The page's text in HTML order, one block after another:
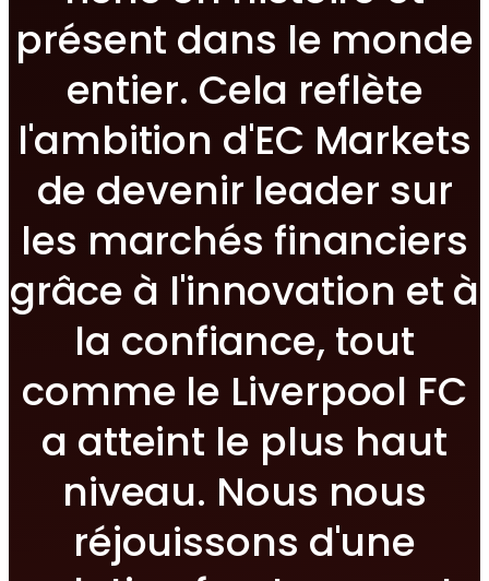
présent dans le monde
entier. Cela reflète
l'ambition d'EC Markets
de devenir leader sur
les marchés financiers
grâce à l'innovation et à
la confiance, tout
comme le Liverpool FC
a atteint le plus haut
niveau. Nous nous
réjouissons d'une